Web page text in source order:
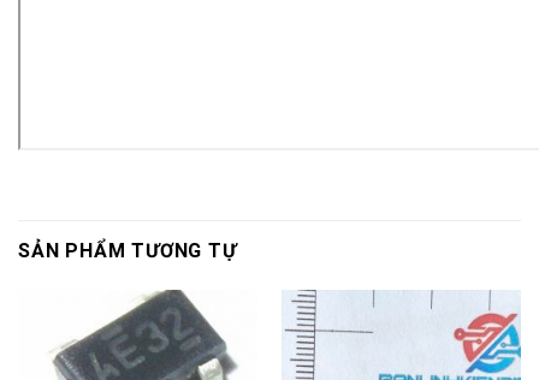
SẢN PHẨM TƯƠNG TỰ